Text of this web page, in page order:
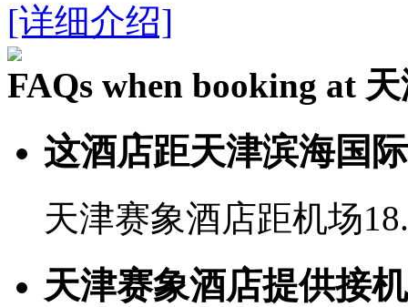
[详细介绍]
FAQs when booking at
这酒店距天津滨海国
天津赛象酒店距机场
天津赛象酒店提供接